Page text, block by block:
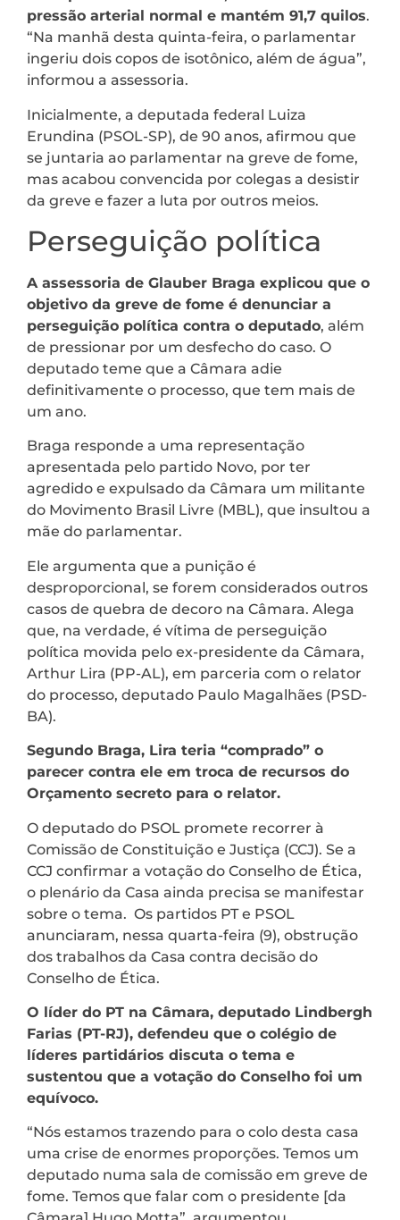
pressão arterial normal e mantém 91,7 quilos.
“Na manhã desta quinta-feira, o parlamentar
ingeriu dois copos de isotônico, além de água”,
informou a assessoria.
Inicialmente, a deputada federal Luiza
Erundina (PSOL-SP), de 90 anos, afirmou que
se juntaria ao parlamentar na greve de fome,
mas acabou convencida por colegas a desistir
da greve e fazer a luta por outros meios.
Perseguição política
A assessoria de Glauber Braga explicou que o
objetivo da greve de fome é denunciar a
perseguição política contra o deputado, além
de pressionar por um desfecho do caso. O
deputado teme que a Câmara adie
definitivamente o processo, que tem mais de
um ano.
Braga responde a uma representação
apresentada pelo partido Novo, por ter
agredido e expulsado da Câmara um militante
do Movimento Brasil Livre (MBL), que insultou a
mãe do parlamentar.
Ele argumenta que a punição é
desproporcional, se forem considerados outros
casos de quebra de decoro na Câmara. Alega
que, na verdade, é vítima de perseguição
política movida pelo ex-presidente da Câmara,
Arthur Lira (PP-AL), em parceria com o relator
do processo, deputado Paulo Magalhães (PSD-
BA).
Segundo Braga, Lira teria “comprado” o
parecer contra ele em troca de recursos do
Orçamento secreto para o relator.
O deputado do PSOL promete recorrer à
Comissão de Constituição e Justiça (CCJ). Se a
CCJ confirmar a votação do Conselho de Ética,
o plenário da Casa ainda precisa se manifestar
sobre o tema. Os partidos PT e PSOL
anunciaram, nessa quarta-feira (9), obstrução
dos trabalhos da Casa contra decisão do
Conselho de Ética.
O líder do PT na Câmara, deputado Lindbergh
Farias (PT-RJ), defendeu que o colégio de
líderes partidários discuta o tema e
sustentou que a votação do Conselho foi um
equívoco.
“Nós estamos trazendo para o colo desta casa
uma crise de enormes proporções. Temos um
deputado numa sala de comissão em greve de
fome. Temos que falar com o presidente [da